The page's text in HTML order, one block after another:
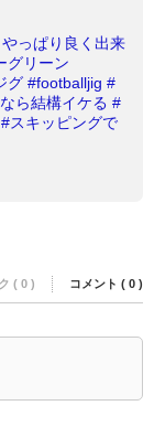
っぱり良く出来
グリーン
グ #footballjig #
ら結構イケる #
スキッピングで
( 0 ) コメント ( 0 )